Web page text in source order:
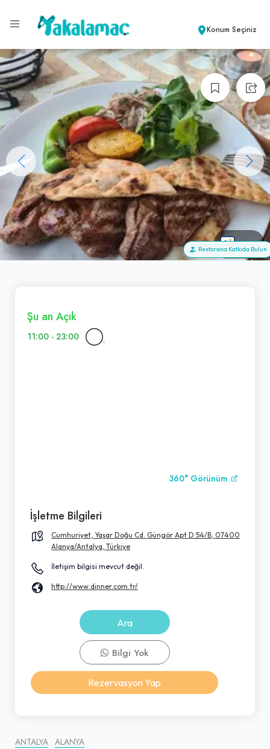
Konum Seçiniz
+60
Restorana Katkıda Bulun
ANTALYA ALANYA
Şu an Açık
11:00 - 23:00
360° Görünüm
İşletme Bilgileri
Cumhuriyet, Yaşar Doğu Cd. Güngör Apt D:54/B, 07400
Alanya/Antalya, Türkiye
İletişim bilgisi mevcut değil.
http://www.dinner.com.tr/
Ara
Bilgi Yok
Rezervasyon Yap